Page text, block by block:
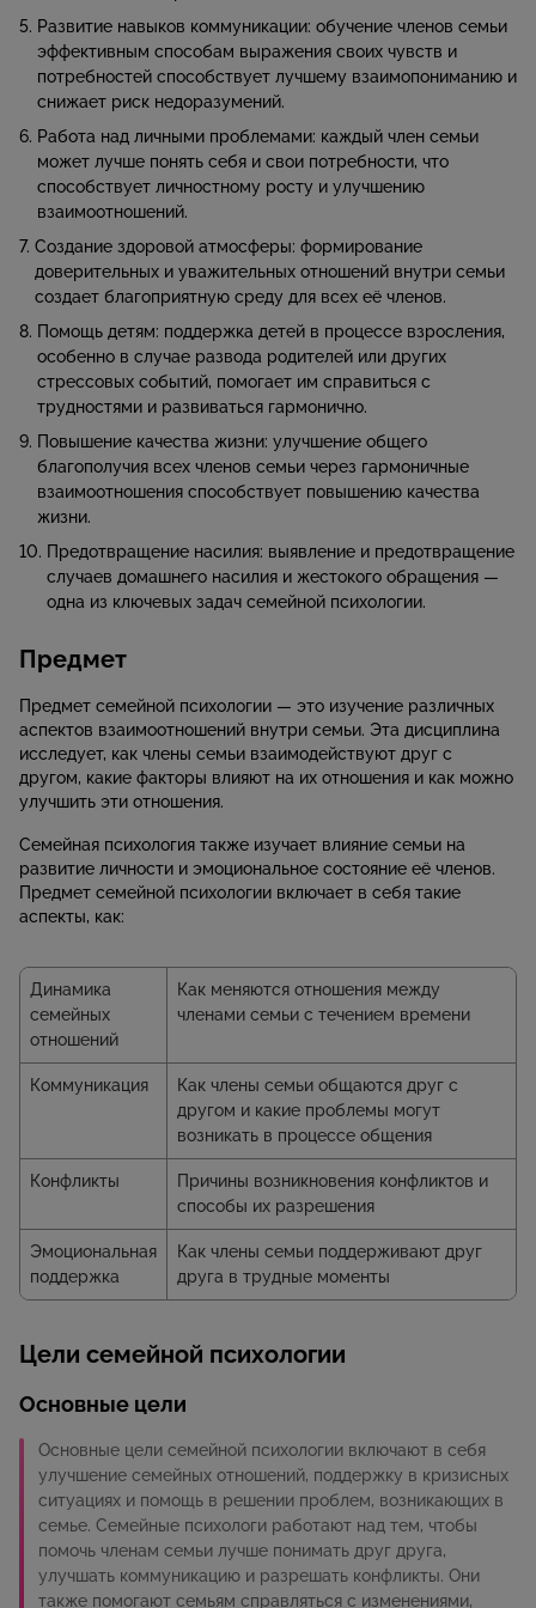
Развитие навыков коммуникации: обучение членов семьи
эффективным способам выражения своих чувств и
потребностей способствует лучшему взаимопониманию и
снижает риск недоразумений.
Работа над личными проблемами: каждый член семьи
может лучше понять себя и свои потребности, что
способствует личностному росту и улучшению
взаимоотношений.
Создание здоровой атмосферы: формирование
доверительных и уважительных отношений внутри семьи
создает благоприятную среду для всех её членов.
Помощь детям: поддержка детей в процессе взросления,
особенно в случае развода родителей или других
стрессовых событий, помогает им справиться с
трудностями и развиваться гармонично.
Повышение качества жизни: улучшение общего
благополучия всех членов семьи через гармоничные
взаимоотношения способствует повышению качества
жизни.
Предотвращение насилия: выявление и предотвращение
случаев домашнего насилия и жестокого обращения —
одна из ключевых задач семейной психологии.
Предмет
Предмет семейной психологии — это изучение различных
аспектов взаимоотношений внутри семьи. Эта дисциплина
исследует, как члены семьи взаимодействуют друг с
другом, какие факторы влияют на их отношения и как можно
улучшить эти отношения.
Семейная психология также изучает влияние семьи на
развитие личности и эмоциональное состояние её членов.
Предмет семейной психологии включает в себя такие
аспекты, как:
Динамика
семейных
отношений
Как меняются отношения между
членами семьи с течением времени
Коммуникация
Как члены семьи общаются друг с
другом и какие проблемы могут
возникать в процессе общения
Конфликты
Причины возникновения конфликтов и
способы их разрешения
Эмоциональная
поддержка
Как члены семьи поддерживают друг
друга в трудные моменты
Цели семейной психологии
Основные цели
Основные цели семейной психологии включают в себя
улучшение семейных отношений, поддержку в кризисных
ситуациях и помощь в решении проблем, возникающих в
семье. Семейные психологи работают над тем, чтобы
помочь членам семьи лучше понимать друг друга,
улучшать коммуникацию и разрешать конфликты. Они
также помогают семьям справляться с изменениями,